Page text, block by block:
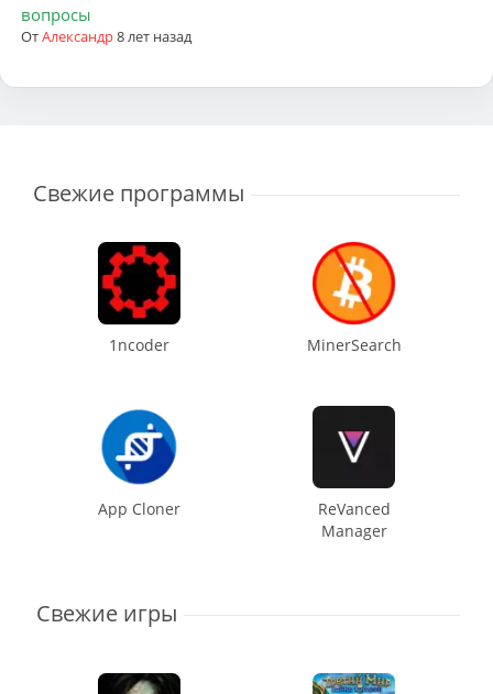
вопросы
ОтАлександр8 лет назад
Свежие программы
1ncoder MinerSearch
App Cloner
ReVanced
Manager
Свежие игры